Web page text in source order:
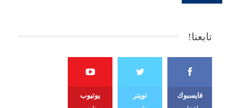
تابعنا!
فايسبوك تويتر يوتيوب